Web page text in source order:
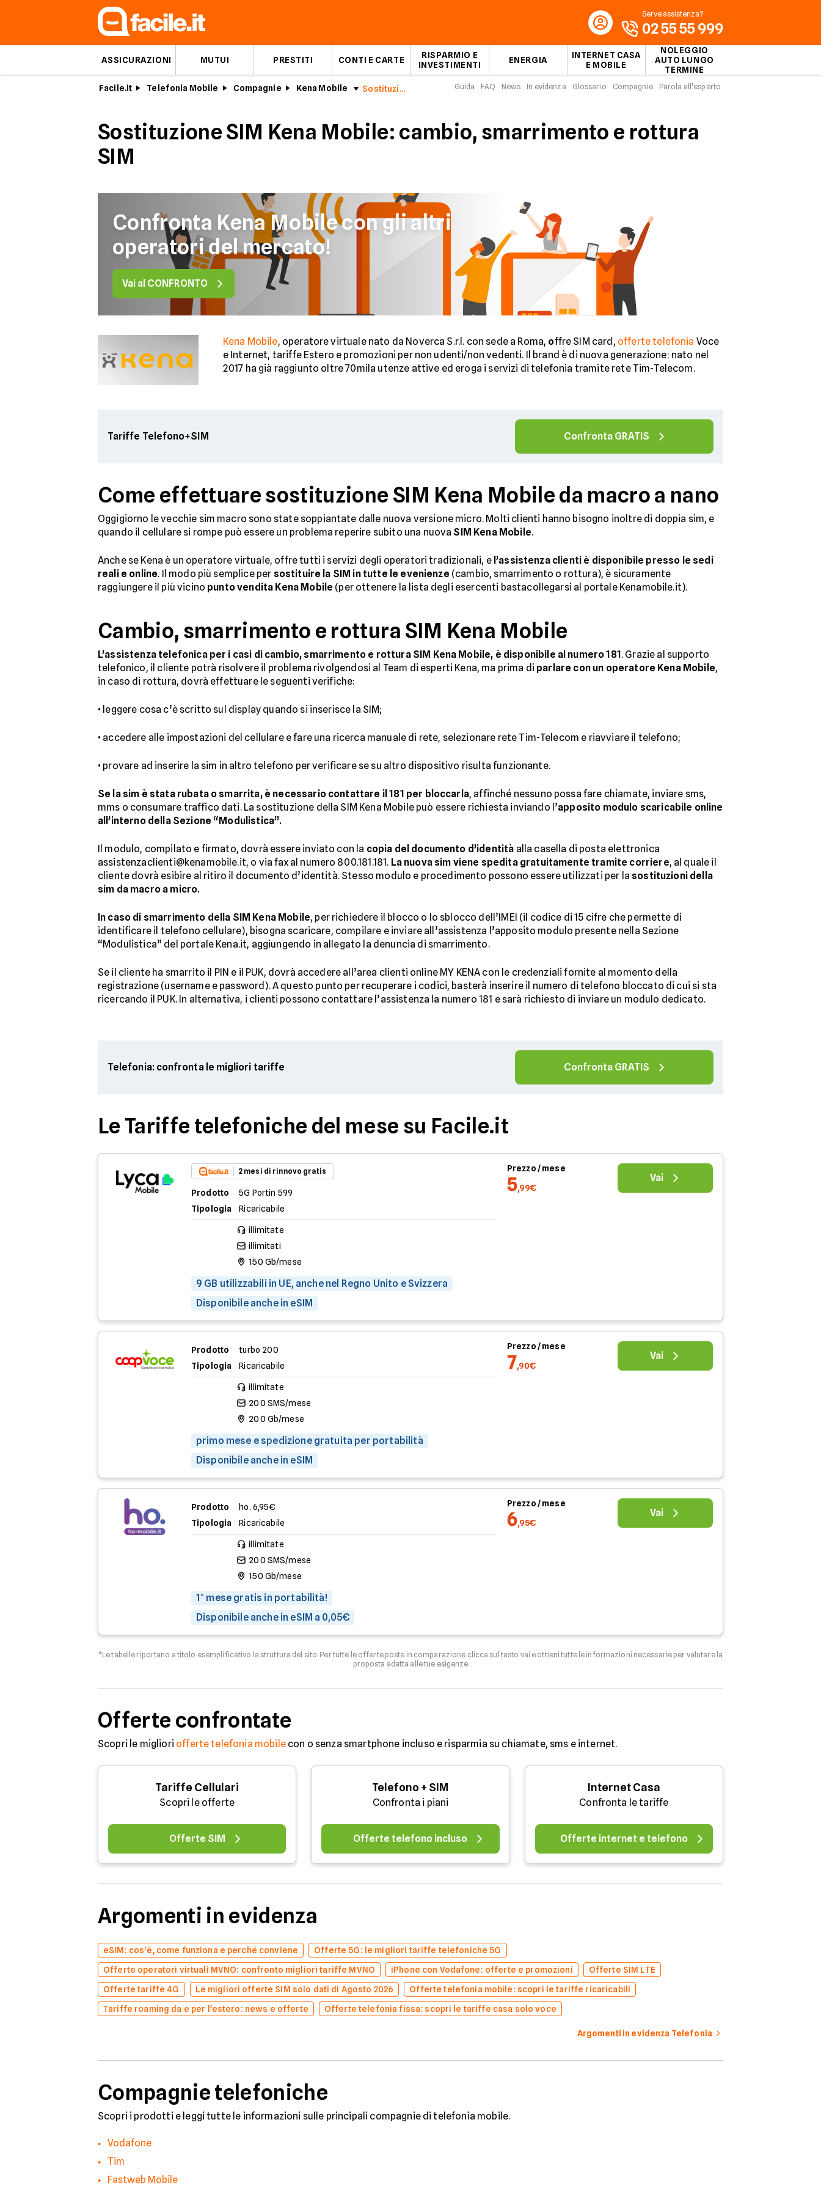
ASSICURAZIONI MUTUI PRESTITI CONTI E CARTE
RISPARMIO E
INVESTIMENTI
ENERGIA
INTERNET CASA
E MOBILE
NOLEGGIO
AUTO LUNGO
TERMINE
Serve assistenza?
02 55 55 999
Facile.it Telefonia Mobile Compagnie Kena Mobile Sostituzione SIM Kena Mobile Guida FAQ News In evidenza Glossario Compagnie Parola all'esperto
Sostituzione SIM Kena Mobile: cambio, smarrimento e rottura
SIM
Confronta Kena Mobile con gli altri
operatori del mercato!
Vai al CONFRONTO
Kena Mobile, operatore virtuale nato da Noverca S.r.l. con sede a Roma, offre SIM card, offerte telefonia Voce
e Internet, tariffe Estero e promozioni per non udenti/non vedenti. Il brand è di nuova generazione: nato nel
2017 ha già raggiunto oltre 70mila utenze attive ed eroga i servizi di telefonia tramite rete Tim-Telecom.
Tariffe Telefono+SIM Confronta GRATIS
Come effettuare sostituzione SIM Kena Mobile da macro a nano
Oggigiorno le vecchie sim macro sono state soppiantate dalle nuova versione micro. Molti clienti hanno bisogno inoltre di doppia sim, e
quando il cellulare si rompe può essere un problema reperire subito una nuova SIM Kena Mobile.
Anche se Kena è un operatore virtuale, offre tutti i servizi degli operatori tradizionali, e l’assistenza clienti è disponibile presso le sedi
reali e online. Il modo più semplice per sostituire la SIM in tutte le evenienze (cambio, smarrimento o rottura), è sicuramente
raggiungere il più vicino punto vendita Kena Mobile (per ottenere la lista degli esercenti bastacollegarsi al portale Kenamobile.it).
Cambio, smarrimento e rottura SIM Kena Mobile
L’assistenza telefonica per i casi di cambio, smarrimento e rottura SIM Kena Mobile, è disponibile al numero 181. Grazie al supporto
telefonico, il cliente potrà risolvere il problema rivolgendosi al Team di esperti Kena, ma prima di parlare con un operatore Kena Mobile,
in caso di rottura, dovrà effettuare le seguenti verifiche:
• leggere cosa c’è scritto sul display quando si inserisce la SIM;
• accedere alle impostazioni del cellulare e fare una ricerca manuale di rete, selezionare rete Tim-Telecom e riavviare il telefono;
• provare ad inserire la sim in altro telefono per verificare se su altro dispositivo risulta funzionante.
Se la sim è stata rubata o smarrita, è necessario contattare il 181 per bloccarla, affinché nessuno possa fare chiamate, inviare sms,
mms o consumare traffico dati. La sostituzione della SIM Kena Mobile può essere richiesta inviando l’apposito modulo scaricabile online
all’interno della Sezione “Modulistica”.
Il modulo, compilato e firmato, dovrà essere inviato con la copia del documento d’identità alla casella di posta elettronica
assistenzaclienti@kenamobile.it, o via fax al numero 800.181.181. La nuova sim viene spedita gratuitamente tramite corriere, al quale il
cliente dovrà esibire al ritiro il documento d’identità. Stesso modulo e procedimento possono essere utilizzati per la sostituzioni della
sim da macro a micro.
In caso di smarrimento della SIM Kena Mobile, per richiedere il blocco o lo sblocco dell’IMEI (il codice di 15 cifre che permette di
identificare il telefono cellulare), bisogna scaricare, compilare e inviare all’assistenza l’apposito modulo presente nella Sezione
“Modulistica” del portale Kena.it, aggiungendo in allegato la denuncia di smarrimento.
Se il cliente ha smarrito il PIN e il PUK, dovrà accedere all’area clienti online MY KENA con le credenziali fornite al momento della
registrazione (username e password). A questo punto per recuperare i codici, basterà inserire il numero di telefono bloccato di cui si sta
ricercando il PUK. In alternativa, i clienti possono contattare l’assistenza la numero 181 e sarà richiesto di inviare un modulo dedicato.
Telefonia: confronta le migliori tariffe Confronta GRATIS
Le Tariffe telefoniche del mese su Facile.it
2 mesi di rinnovo gratis
Prodotto
5G Portin 599
Tipologia
Ricaricabile
illimitate
illimitati
150 Gb/mese
9 GB utilizzabili in UE, anche nel Regno Unito e Svizzera
Disponibile anche in eSIM
Prezzo / mese
5,99€
Vai
Prodotto
turbo 200
Tipologia
Ricaricabile
illimitate
200 SMS/mese
200 Gb/mese
primo mese e spedizione gratuita per portabilità
Disponibile anche in eSIM
Prezzo / mese
7,90€
Vai
Prodotto
ho. 6,95€
Tipologia
Ricaricabile
illimitate
200 SMS/mese
150 Gb/mese
1° mese gratis in portabilità!
Disponibile anche in eSIM a 0,05€
Prezzo / mese
6,95€
Vai
*Le tabelle riportano a titolo esemplificativo la struttura del sito. Per tutte le offerte poste in comparazione clicca sul tasto vai e ottieni tutte le informazioni necessarie per valutare la
proposta adatta alle tue esigenze
Offerte confrontate
Scopri le migliori offerte telefonia mobilecon o senza smartphone incluso e risparmia su chiamate, sms e internet.
Tariffe Cellulari
Scopri le offerte
Offerte SIM
Telefono + SIM
Confronta i piani
Offerte telefono incluso
Internet Casa
Confronta le tariffe
Offerte internet e telefono
Argomenti in evidenza
eSIM: cos’è, come funziona e perché conviene
Offerte 5G: le migliori tariffe telefoniche 5G
Offerte operatori virtuali MVNO: confronto migliori tariffe MVNO
iPhone con Vodafone: offerte e promozioni
Offerte SIM LTE
Offerte tariffe 4G
Le migliori offerte SIM solo dati di Agosto 2026
Offerte telefonia mobile: scopri le tariffe ricaricabili
Tariffe roaming da e per l'estero: news e offerte
Offerte telefonia fissa: scopri le tariffe casa solo voce
Argomenti in evidenza Telefonia
Compagnie telefoniche
Scopri i prodotti e leggi tutte le informazioni sulle principali compagnie di telefonia mobile.
Vodafone
Tim
Fastweb Mobile